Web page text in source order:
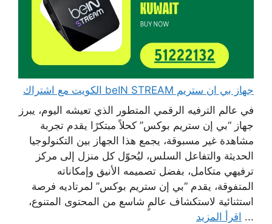
جهاز بي ان ستريم beIN STREAM الكويت مع اشتراك
في عالم الترفيه الرقمي المتطور الذي تعيشه اليوم، يبرز
جهاز “بي إن ستريم بوكس” كحلاً مبتكرًا يقدم تجربة
مشاهدة غير مسبوقة، يجمع هذا الجهاز بين التكنولوجيا
الحديثة والتفاعل السلس، ليُحوّل كل منزل إلى مركز
ترفيهي متكامل، بفضل تصميمه الأنيق وإمكاناته
المتفوقة، يقدم “بي إن ستريم بوكس” لمرتاديه فرصة
استثنائية لاستكشاف عالمٍ شاسع من المحتوى المتنوع،
... اقرأ المزيد